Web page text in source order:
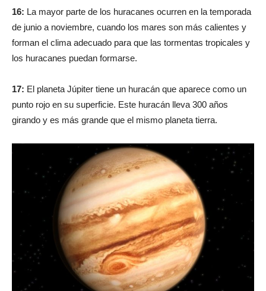
16: La mayor parte de los huracanes ocurren en la temporada
de junio a noviembre, cuando los mares son más calientes y
forman el clima adecuado para que las tormentas tropicales y
los huracanes puedan formarse.
17: El planeta Júpiter tiene un huracán que aparece como un
punto rojo en su superficie. Este huracán lleva 300 años
girando y es más grande que el mismo planeta tierra.